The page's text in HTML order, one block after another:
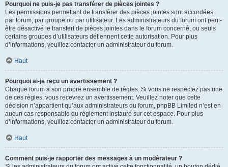
Pourquoi ne puis-je pas transférer de pièces jointes ?
Les permissions permettant de transférer des pièces jointes sont accordées
par forum, par groupe ou par utilisateur. Les administrateurs du forum ont peut-
être désactivé le transfert de pièces jointes dans le forum concerné, ou seuls
certains groupes d’utilisateurs détiennent cette autorisation. Pour plus
d’informations, veuillez contacter un administrateur du forum.
Haut
Pourquoi ai-je reçu un avertissement ?
Chaque forum a son propre ensemble de règles. Si vous ne respectez pas une
de ces règles, vous recevrez un avertissement. Veuillez noter que cette
décision n’appartient qu’aux administrateurs du forum, phpBB Limited n’est en
aucun cas responsable du règlement instauré sur cet espace. Pour plus
d’informations, veuillez contacter un administrateur du forum.
Haut
Comment puis-je rapporter des messages à un modérateur ?